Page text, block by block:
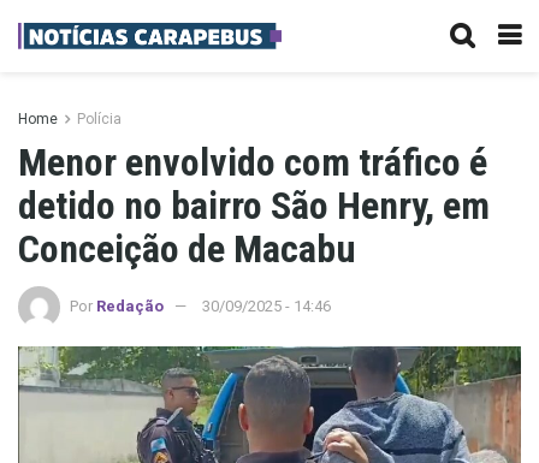
Home Polícia
Menor envolvido com tráfico é
detido no bairro São Henry, em
Conceição de Macabu
Por Redação 30/09/2025 - 14:46